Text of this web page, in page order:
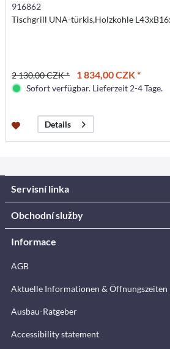
916862
Tischgrill UNA-türkis,Holzkohle
2 130,00 CZK * 1 834,00 CZK *
Sofort verfügbar. Lieferzeit 2-4 Tage.
Details
Servisní linka
Obchodní služby
Informace
AGB
Aktuelle Informationen & Öffnungszeiten
Ausbau-Ratgeber
Accessibility statement